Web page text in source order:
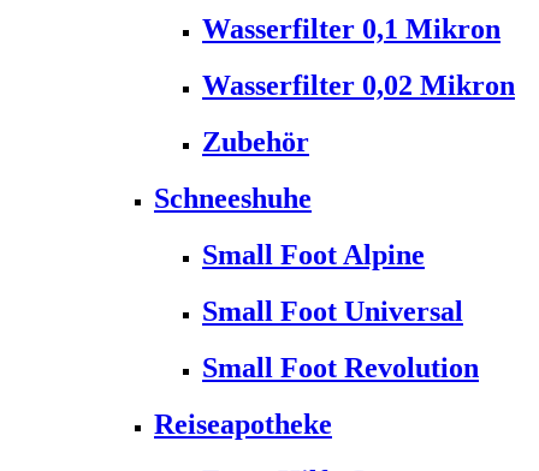
Wasserfilter 0,1 Mikron
Wasserfilter 0,02 Mikron
Zubehör
Schneeshuhe
Small Foot Alpine
Small Foot Universal
Small Foot Revolution
Reiseapotheke